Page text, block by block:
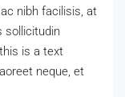
nibh facilisis, at
sollicitudin
is a text
neque, et